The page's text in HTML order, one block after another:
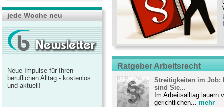
Ratgeber Arbeitsrecht
Streitigkeiten im Job:
sind Sie...
Im Arbeitsalltag lauern
gerichtlichen... mehr
jede Woche neu
Neue Impulse für Ihren
beruflichen Alltag - kostenlos
und aktuell!